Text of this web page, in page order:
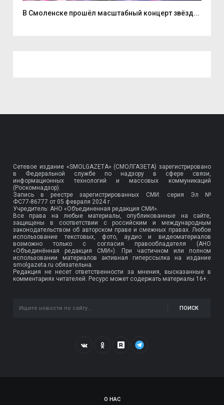
В Смоленске прошёл масштабный концерт звёзд...
Сетевое издание «SMOLGAZETA» (СМОЛГАЗЕТА) зарегистрировано
в Федеральной службе по надзору в сфере связи,
информационных технологий и массовых коммуникаций
(Роскомнадзор).
Запись в реестре зарегистрированных СМИ: серия Эл №
ФС77-86777 от 05 февраля 2024 г.
Учредитель: АНО «Объединенная редакция СМИ».
Все права на любые материалы, опубликованные на сайте,
защищены в соответствии с российским и международным
законодательством об авторском праве и смежных правах. Любое
использование текстовых, фото, аудио и видеоматериалов
возможно только с согласия правообладателя (АНО
«Объединённая редакция СМИ»). При частичном или полном
использовании материалов активная гиперссылка на издание
smolgazeta.ru обязательна.
Редакция не несет ответственности за мнения, высказанные в
комментариях читателей. Ресурс может содержать материалы 16+.
ПОИСК
О НАС